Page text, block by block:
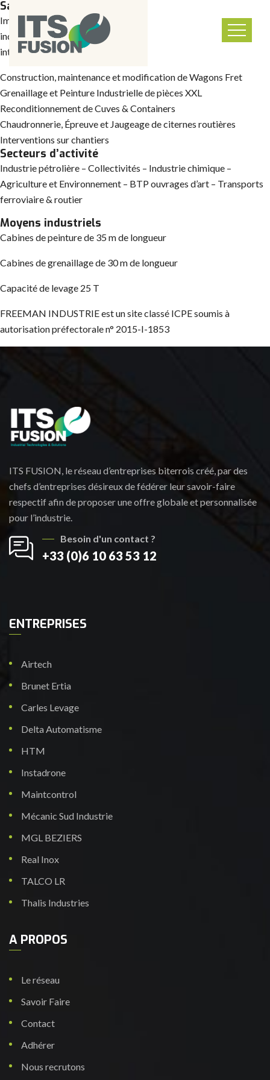
Savoir-faire
Implantés à Béziers, sur un axe ferroviaire majeur, dans un site
industriel moderne et fonctionnel de près de 50 000m², nous
intervenons depuis 1961 dans 5 domaines d’activité :
Construction, maintenance et modification de Wagons Fret
Grenaillage et Peinture Industrielle de pièces XXL
Reconditionnement de Cuves & Containers
Chaudronnerie, Épreuve et Jaugeage de citernes routières
Interventions sur chantiers
Secteurs d’activité
Industrie pétrolière – Collectivités – Industrie chimique –
Agriculture et Environnement – BTP ouvrages d’art – Transports
ferroviaire & routier
Moyens industriels
Cabines de peinture de 35 m de longueur
Cabines de grenaillage de 30 m de longueur
Capacité de levage 25 T
FREEMAN INDUSTRIE est un site classé ICPE soumis à
autorisation préfectorale n° 2015-I-1853
ITS FUSION, le réseau d’entreprises biterrois créé, par des
chefs d’entreprises désireux de fédérer leur savoir-faire
respectif afin de proposer une offre globale et personnalisée
pour l’industrie.
Besoin d'un contact ?
+33 (0)6 10 63 53 12
ENTREPRISES
Airtech
Brunet Ertia
Carles Levage
Delta Automatisme
HTM
Instadrone
Maintcontrol
Mécanic Sud Industrie
MGL BEZIERS
Real Inox
TALCO LR
Thalis Industries
A PROPOS
Le réseau
Savoir Faire
Contact
Adhérer
Nous recrutons